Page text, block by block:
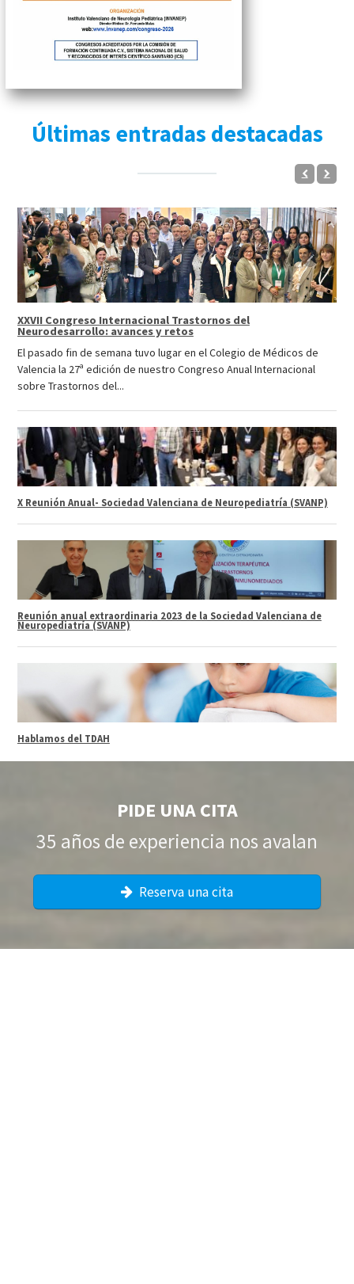
Últimas entradas destacadas
XXVII Congreso Internacional Trastornos del
Neurodesarrollo: avances y retos
El pasado fin de semana tuvo lugar en el Colegio de Médicos de
Valencia la 27ª edición de nuestro Congreso Anual Internacional
sobre Trastornos del...
X Reunión Anual- Sociedad Valenciana de Neuropediatría (SVANP)
Reunión anual extraordinaria 2023 de la Sociedad Valenciana de
Neuropediatría (SVANP)
Hablamos del TDAH
PIDE UNA CITA
35 años de experiencia nos avalan
Reserva una cita